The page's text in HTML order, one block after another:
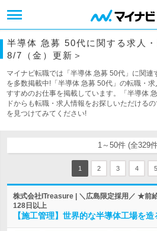
半導体 急募 50代に関する求人
8/7（金）更新＞
マイナビ転職では「半導体 急募 50代」に関連
を多数掲載中!「半導体 急募 50代」の転職・
すすめのお仕事を掲載しています。「半導体
ドからも転職・求人情報をお探しいただける
を見つけてみてください!
1～50件 (全329
1 2 3 4 5
株式会社ITreasure | ＼広島限定採用／ ★前
128日以上
【施工管理】世界的な半導体工場を